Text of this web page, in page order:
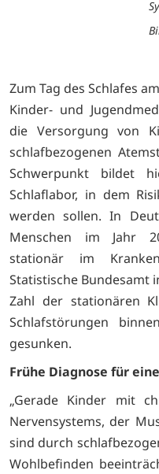
Zum Tag des Schlafes
Kinder- und
die Versorgung von
schlafbezogenen
Schwerpunkt bildet
Schlaflabor, in dem
werden sollen. In
Menschen im Jahr
stationär im
Statistische Bundesamt
Zahl der stationären
Schlafstörungen
gesunken.
Frühe Diagnose für
„Gerade Kinder mit
Nervensystems, der
sind durch
Wohlbefinden